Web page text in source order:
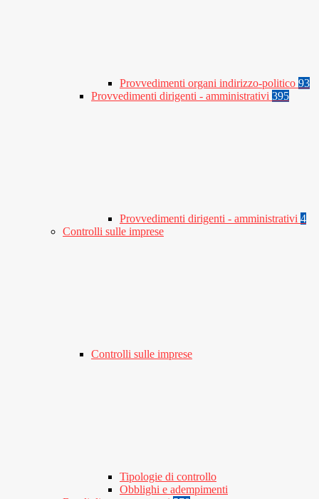
Provvedimenti organi indirizzo-politico 93
Provvedimenti dirigenti - amministrativi 395
Provvedimenti dirigenti - amministrativi 4
Controlli sulle imprese
Controlli sulle imprese
Tipologie di controllo
Obblighi e adempimenti